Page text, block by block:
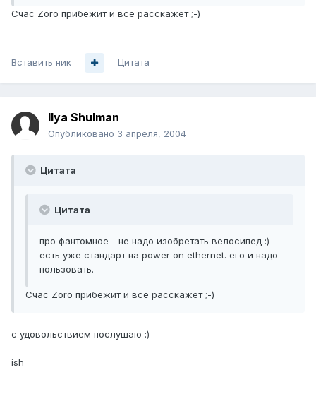
Счас Zoro прибежит и все расскажет ;-)
Вставить ник Цитата
Ilya Shulman
Опубликовано 3 апреля, 2004
Цитата
Цитата
про фантомное - не надо изобретать велосипед :)
есть уже стандарт на power on ethernet. его и надо
пользовать.
Счас Zoro прибежит и все расскажет ;-)
с удовольствием послушаю :)
ish